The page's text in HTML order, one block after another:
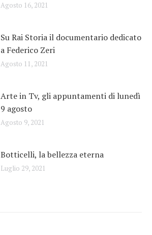
Agosto 16, 2021
Su Rai Storia il documentario dedicato
a Federico Zeri
Agosto 11, 2021
Arte in Tv, gli appuntamenti di lunedì
9 agosto
Agosto 9, 2021
Botticelli, la bellezza eterna
Luglio 29, 2021